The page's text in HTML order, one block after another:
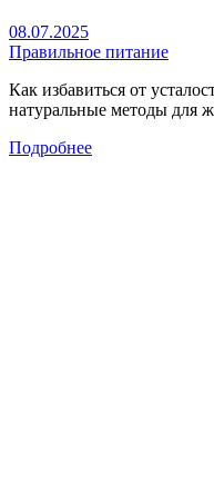
08.07.2025
Правильное питание
Как избавиться от
натуральные методы для
Подробнее